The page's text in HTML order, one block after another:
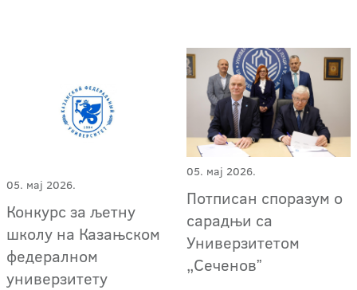
05. мај 2026.
Конкурс за љетну
школу на Казањском
федералном
универзитету
05. мај 2026.
Потписан споразум о
сарадњи са
Универзитетом
„Сеченовˮ